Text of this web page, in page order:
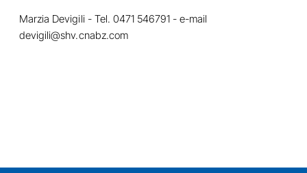
Marzia Devigili - Tel. 0471 546791 - e-mail
devigili@shv.cnabz.com